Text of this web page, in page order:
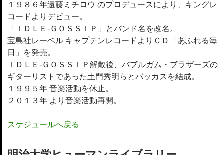
１９８６年遠藤ミチロウ のプロデュースにより、キングレ
コードよりデビュー。
「ＩＤＬＥ-ＧＯＳＳＩＰ」とバンド名を改名。
宝島社レーベル キャプテンレコードよりＣＤ「あふれる毎
日」を発売。
ＩＤＬＥ-ＧＯＳＳＩＰ解散後、バブルガム・ブラザーズの
ギターリストであった土門秀明らとバッカスを結成。
１９９５年 音楽活動を休止。
２０１３年 より音楽活動再開。
スケジュールへ戻る